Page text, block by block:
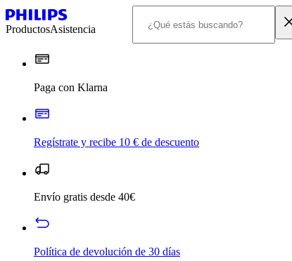
ProductosAsistencia
Paga con Klarna
Regístrate y recibe 10 € de descuento
Envío gratis desde 40€
Política de devolución de 30 días